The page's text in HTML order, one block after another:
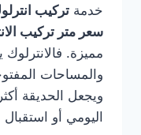
خدمة تركيب
سعر متر تركيب
مميزة.
والمساحات
ويجعل الحديقة
اليومي أو